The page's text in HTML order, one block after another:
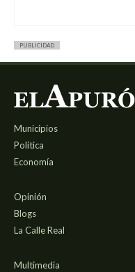
PUBLICIDAD
Municipios
Política
Economía
Opinión
Blogs
La Calle Real
Multimedia